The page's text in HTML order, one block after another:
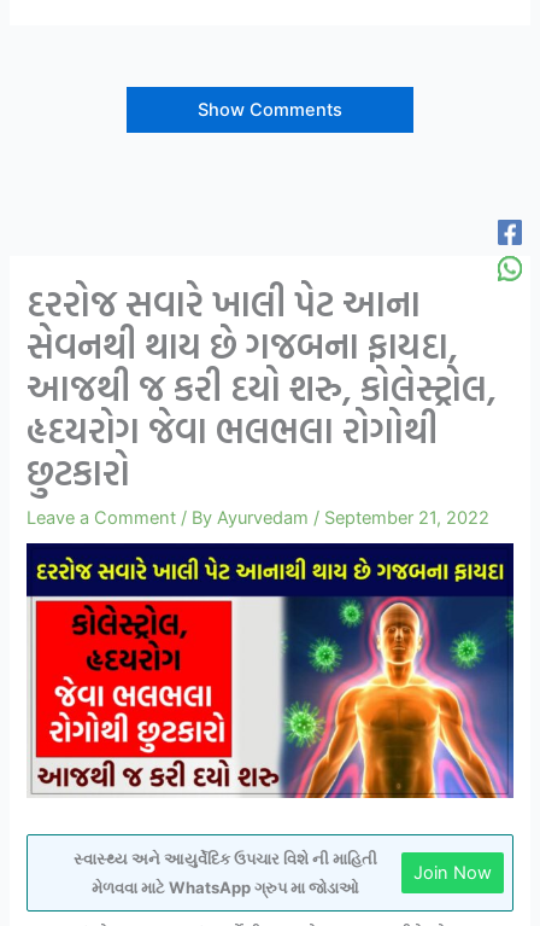
Show Comments
દરરોજ સવારે ખાલી પેટ આના
સેવનથી થાય છે ગજબના ફાયદા,
આજથી જ કરી દયો શરુ, કોલેસ્ટ્રોલ,
હૃદયરોગ જેવા ભલભલા રોગોથી
છુટકારો
Leave a Comment / ByAyurvedam / September 21, 2022
સ્વાસ્થ્ય અને આયુર્વેદિક ઉપચાર વિશે ની માહિતી
મેળવવા માટે WhatsApp ગ્રુપ મા જોડાઓ
Join Now